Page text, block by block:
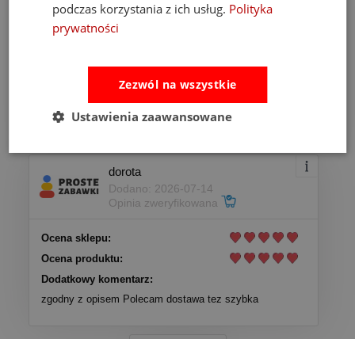
Dodano: 2026-07-20
Opinia zweryfikowana
Ocena produktu:
topowa jakość nastawiona na bezpieczeństwo dziecka
dorota
Dodano: 2026-07-14
Opinia zweryfikowana
Ocena sklepu:
Ocena produktu:
Dodatkowy komentarz:
zgodny z opisem Polecam dostawa tez szybka
podczas korzystania z ich usług. Polityka
prywatności
Zezwól na wszystkie
Ustawienia zaawansowane